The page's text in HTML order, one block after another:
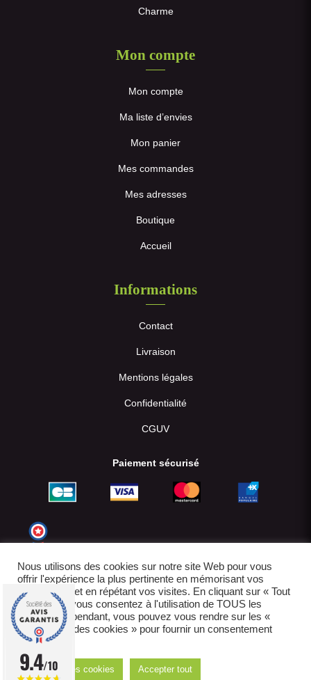
Charme
Mon compte
Mon compte
Ma liste d’envies
Mon panier
Mes commandes
Mes adresses
Boutique
Accueil
Informations
Contact
Livraison
Mentions légales
Confidentialité
CGUV
Paiement sécurisé
E-boutique créée par IDCOMWEB avec
Nous utilisons des cookies sur notre site Web pour vous
offrir l'expérience la plus pertinente en mémorisant vos
préférences et en répétant vos visites. En cliquant sur « Tout
accepter », vous consentez à l'utilisation de TOUS les
cookies. Cependant, vous pouvez vous rendre sur les «
Paramètres des cookies » pour fournir un consentement
contrôlé.
Réglages des cookies Accepter tout
9.4/10